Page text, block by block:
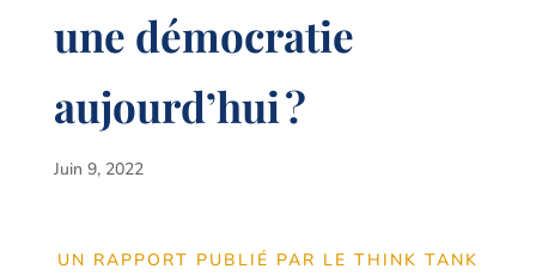
une démocratie
aujourd’hui ?
Juin 9, 2022
UN RAPPORT PUBLIÉ PAR LE THINK TANK